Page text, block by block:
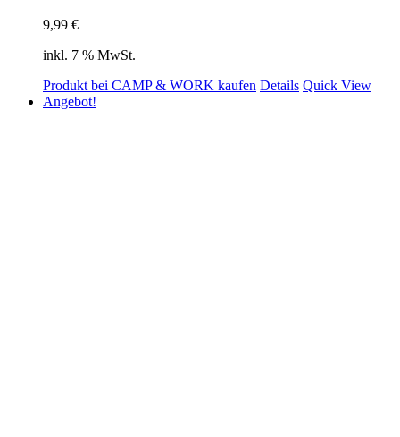
9,99 €
inkl. 7 % MwSt.
Produkt bei CAMP & WORK kaufen Details Quick View
Angebot!